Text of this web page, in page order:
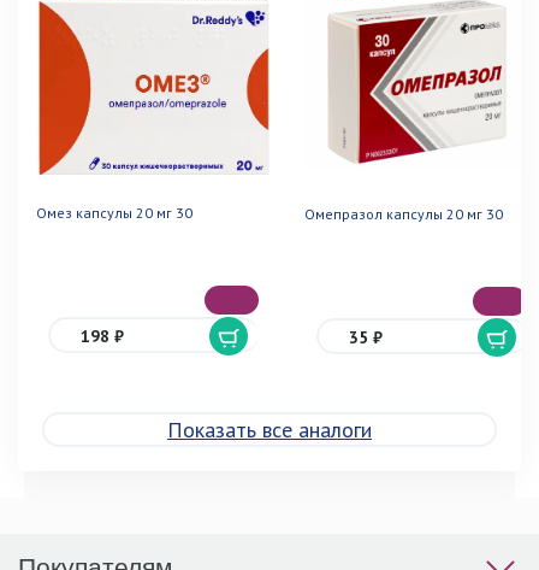
Омез капсулы 20 мг 30
198 ₽
Омепразол капсулы 20 мг 30
35 ₽
Показать все аналоги